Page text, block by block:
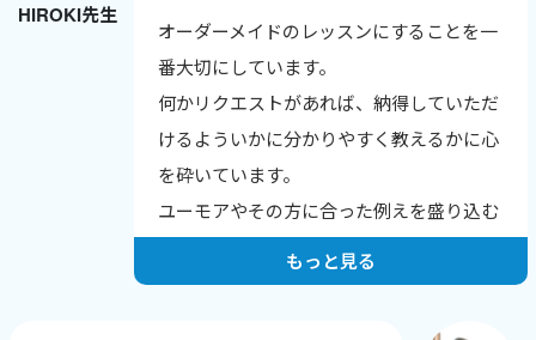
HIROKI先生
オーダーメイドのレッスンにすることを一
番大切にしています。
何かリクエストがあれば、納得していただ
けるよういかに分かりやすく教えるかに心
を砕いています。
ユーモアやその方に合った例えを盛り込む
もっと見る